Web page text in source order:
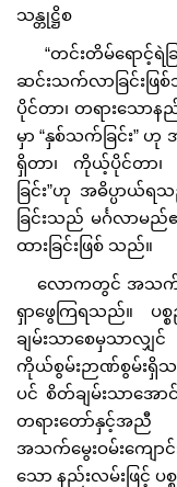
သန္တုဋ္ဌိစ
“တင်းတိမ်ရောင့်ရဲခ
ဆင်းသက်လာခြင်းဖ
ပိုင်တာ၊ တရားသောန
မှာ “နှစ်သက်ခြင်း” ဟု
ရှိတာ၊ ကိုယ့်ပိုင်တာ၊
ခြင်း”ဟု အဓိပ္ပာယ်ရ
ခြင်းသည် မင်္ဂလာမည်
ထားခြင်းဖြစ် သည်။
လောကတွင် အသက်ရှ
ရှာဖွေကြရသည်။ ပ
ချမ်းသာစေမှသာလျှ
ကိုယ်စွမ်းဉာဏ်စွမ်းရှိသမ
ပင် စိတ်ချမ်းသာအေ
တရားတော်နှင့်
အသက်မွေးဝမ်းကျေ
သော နည်းလမ်းဖြင့် ပ